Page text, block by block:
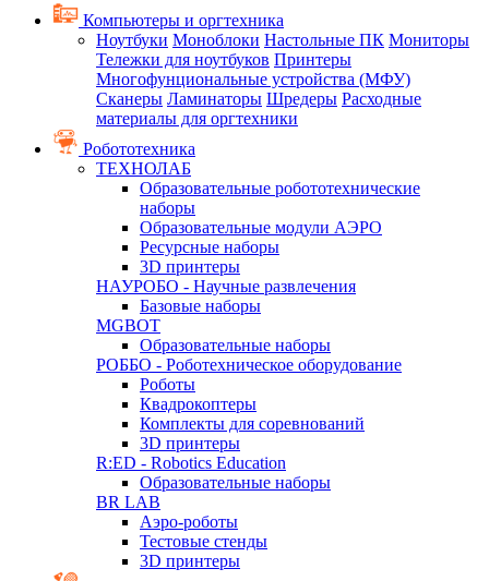
Компьютеры и оргтехника
Ноутбуки Моноблоки Настольные ПК Мониторы
Тележки для ноутбуков Принтеры
Многофунциональные устройства (МФУ)
Сканеры Ламинаторы Шредеры Расходные
материалы для оргтехники
Робототехника
ТЕХНОЛАБ
Образовательные робототехнические
наборы
Образовательные модули АЭРО
Ресурсные наборы
3D принтеры
НАУРОБО - Научные развлечения
Базовые наборы
MGBOT
Образовательные наборы
РОББО - Роботехническое оборудование
Роботы
Квадрокоптеры
Комплекты для соревнований
3D принтеры
R:ED - Robotics Education
Образовательные наборы
BR LAB
Аэро-роботы
Тестовые стенды
3D принтеры